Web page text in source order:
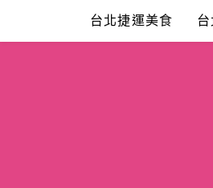
content
台北捷運美食